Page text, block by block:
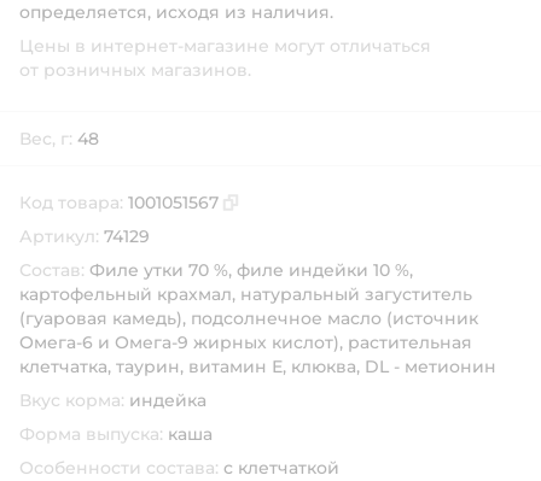
определяется, исходя из наличия.
Цены в интернет-магазине могут отличаться
от розничных магазинов.
Вес, г: 48
Код товара: 1001051567
Артикул: 74129
Состав: Филе утки 70 %, филе индейки 10 %,
картофельный крахмал, натуральный загуститель
(гуаровая камедь), подсолнечное масло (источник
Омега-6 и Омега-9 жирных кислот), растительная
клетчатка, таурин, витамин Е, клюква, DL - метионин
Вкус корма: индейка
Форма выпуска: каша
Особенности состава: с клетчаткой